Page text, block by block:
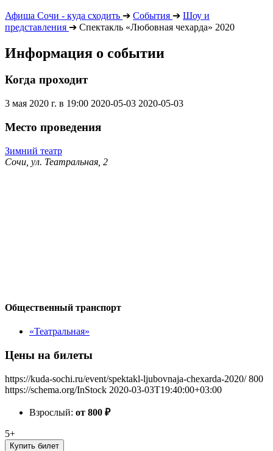
Афиша Сочи - куда сходить ➔ События ➔ Шоу и
представления ➔ Спектакль «Любовная чехарда» 2020
Информация о событии
Когда проходит
3 мая 2020 г. в 19:00 2020-05-03 2020-05-03
Место проведения
Зимний театр
Сочи, ул. Театральная, 2
Общественный транспорт
«Театральная»
Цены на билеты
https://kuda-sochi.ru/event/spektakl-ljubovnaja-chexarda-2020/ 800
https://schema.org/InStock 2020-03-03T19:40:00+03:00
Взрослый: от 800 ₽
5+
Купить билет